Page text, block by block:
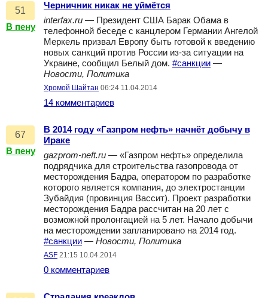
51
В пену
Черничник никак не уймётся
interfax.ru — Президент США Барак Обама в
телефонной беседе с канцлером Германии Ангелой
Меркель призвал Европу быть готовой к введению
новых санкций против России из-за ситуации на
Украине, сообщил Белый дом. #санкции —
Новости, Политика
Хромой Шайтан 06:24 11.04.2014
14 комментариев
67
В пену
В 2014 году «Газпром нефть» начнёт добычу в
Ираке
gazprom-neft.ru — «Газпром нефть» определила
подрядчика для строительства газопровода от
месторождения Бадра, оператором по разработке
которого является компания, до электростанции
Зубайдия (провинция Вассит). Проект разработки
месторождения Бадра рассчитан на 20 лет с
возможной пролонгацией на 5 лет. Начало добычи
на месторождении запланировано на 2014 год.
#санкции — Новости, Политика
ASF 21:15 10.04.2014
0 комментариев